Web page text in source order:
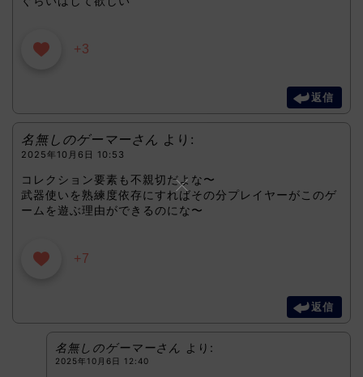
+3
返信
名無しのゲーマーさん より:
2025年10月6日 10:53
コレクション要素も不親切だよな〜
武器使いを熟練度依存にすればその分プレイヤーがこのゲ
ームを遊ぶ理由ができるのにな〜
+7
返信
名無しのゲーマーさん より:
2025年10月6日 12:40